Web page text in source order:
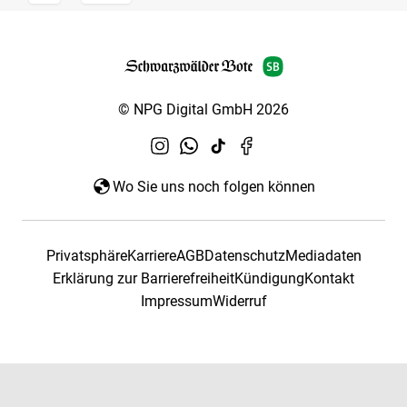
© NPG Digital GmbH 2026
Wo Sie uns noch folgen können
PrivatsphäreKarriereAGBDatenschutzMediadaten
Erklärung zur BarrierefreiheitKündigungKontakt
ImpressumWiderruf